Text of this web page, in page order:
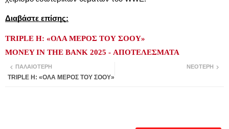
Διαβάστε επίσης:
TRIPLE H: «ΟΛΑ ΜΕΡΟΣ ΤΟΥ ΣΟΟΥ»
MONEY IN THE BANK 2025 - ΑΠΟΤΕΛΕΣΜΑΤΑ
ΝΕΌΤΕΡΗ
ΠΑΛΑΙΌΤΕΡΗ
TRIPLE H: «ΟΛΑ ΜΕΡΟΣ ΤΟΥ ΣΟΟΥ»